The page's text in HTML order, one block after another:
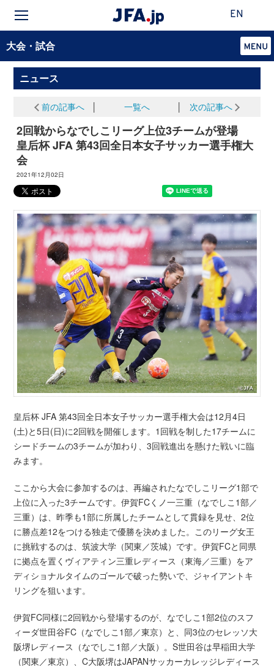
EN
大会・試合
ニュース
前の記事へ 一覧へ 次の記事へ
2回戦からなでしこリーグ上位3チームが登場
皇后杯 JFA 第43回全日本女子サッカー選手権大
会
2021年12月02日
皇后杯 JFA 第43回全日本女子サッカー選手権大会は12月4日
(土)と5日(日)に2回戦を開催します。1回戦を制した17チームに
シードチームの3チームが加わり、3回戦進出を懸けた戦いに臨
みます。
ここから大会に参加するのは、再編されたなでしこリーグ1部で
上位に入った3チームです。伊賀FCくノ一三重（なでしこ1部／
三重）は、昨季も1部に所属したチームとして貫録を見せ、2位
に勝点差12をつける独走で優勝を決めました。このリーグ女王
に挑戦するのは、筑波大学（関東／茨城）です。伊賀FCと同県
に拠点を置くヴィアティン三重レディース（東海／三重）をア
ディショナルタイムのゴールで破った勢いで、ジャイアントキ
リングを狙います。
伊賀FC同様に2回戦から登場するのが、なでしこ1部2位のスフ
ィーダ世田谷FC（なでしこ1部／東京）と、同3位のセレッソ大
阪堺レディース（なでしこ1部／大阪）。S世田谷は早稲田大学
（関東／東京）、C大阪堺はJAPANサッカーカレッジレディース